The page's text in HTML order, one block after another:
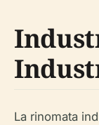
La rinomata